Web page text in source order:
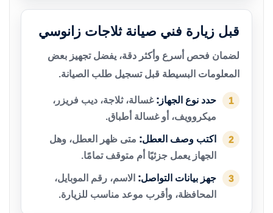
قبل زيارة فني صيانة ثلاجات زانوسي
لضمان فحص أسرع وأكثر دقة، يفضل تجهيز بعض
المعلومات البسيطة قبل تسجيل طلب الصيانة.
1 حدد نوع الجهاز: غسالة، ثلاجة، ديب فريزر،
ميكروويف، أو غسالة أطباق.
2 اكتب وصف العطل: متى ظهر العطل، وهل
الجهاز يعمل جزئيًا أم متوقف تمامًا.
3 جهز بيانات التواصل: الاسم، رقم الموبايل،
المحافظة، وأقرب موعد مناسب للزيارة.